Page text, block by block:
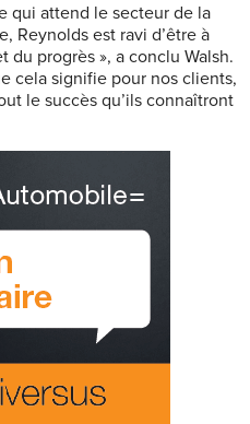
qui attend le secteur de la
Reynolds est ravi d’être à
du progrès », a conclu Walsh.
cela signifie pour nos clients,
le succès qu’ils connaîtront